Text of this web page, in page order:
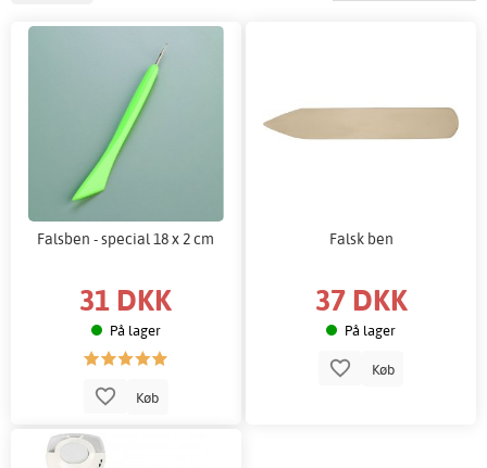
Falsben - special 18 x 2 cm
31 DKK
På lager
Køb
Falsk ben
37 DKK
På lager
Køb